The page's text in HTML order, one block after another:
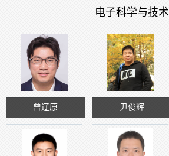
电子科学与技术
曾辽原 尹俊辉